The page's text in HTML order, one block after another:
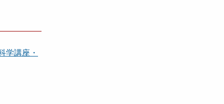
学講座・